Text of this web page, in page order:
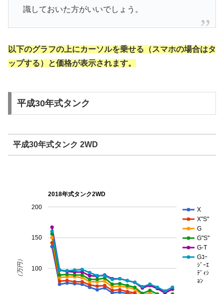
識しておいた方がいいでしょう。
以下のグラフの上にカーソルを乗せる（スマホの場合はタ
ップする）と価格が表示されます。
平成30年式タンク
平成30年式タンク 2WD
2018年式タンク2WD
X
X"S"
G
G"S"
G-T
Gｺｰ
ｼﾞｰｴ
ﾃﾞｨｼ
ｮﾝ
100
150
200
（万円）